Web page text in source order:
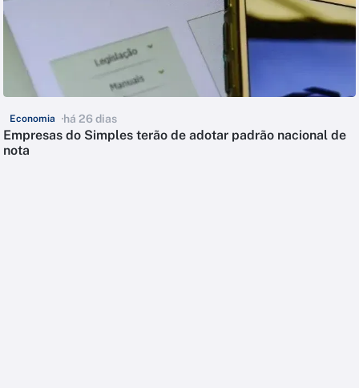
Economia há 26 dias
Empresas do Simples terão de adotar padrão nacional de
nota